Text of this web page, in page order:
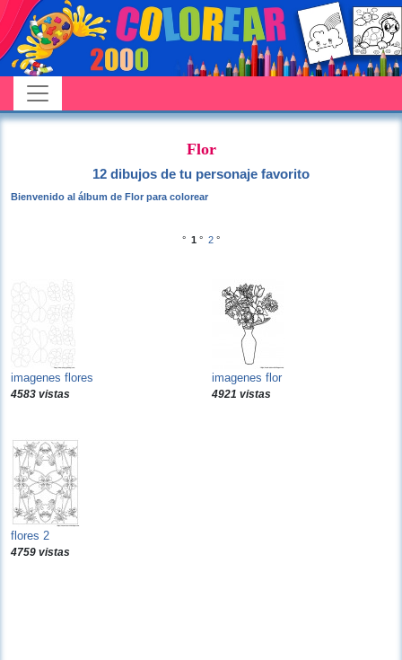
Flor
12 dibujos de tu personaje favorito
Bienvenido al álbum de Flor para colorear
° 1 ° 2 °
imagenes flores
4583 vistas
imagenes flor
4921 vistas
flores 2
4759 vistas